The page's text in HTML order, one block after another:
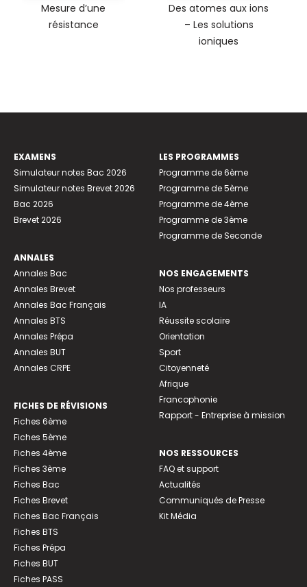
Mesure d’une
résistance
Des atomes aux ions
– Les solutions
ioniques
EXAMENS
Simulateur notes Bac 2026
Simulateur notes Brevet 2026
Bac 2026
Brevet 2026
ANNALES
Annales Bac
Annales Brevet
Annales Bac Français
Annales BTS
Annales Prépa
Annales BUT
Annales CRPE
FICHES DE RÉVISIONS
Fiches 6ème
Fiches 5ème
Fiches 4ème
Fiches 3ème
Fiches Bac
Fiches Brevet
Fiches Bac Français
Fiches BTS
Fiches Prépa
Fiches BUT
Fiches PASS
LES PROGRAMMES
Programme de 6ème
Programme de 5ème
Programme de 4ème
Programme de 3ème
Programme de Seconde
NOS ENGAGEMENTS
Nos professeurs
IA
Réussite scolaire
Orientation
Sport
Citoyenneté
Afrique
Francophonie
Rapport - Entreprise à mission
NOS RESSOURCES
FAQ et support
Actualités
Communiqués de Presse
Kit Média